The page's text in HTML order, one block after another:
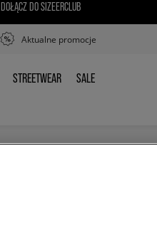
DOŁĄCZ DO SIZEERCLUB
Aktualne promocje
STREETWEAR
STREETWEAR SALE
SALE